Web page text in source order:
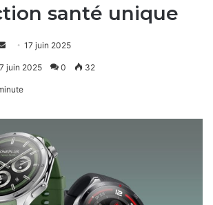
santé unique
Envoyer17 juin 2025
juin 2025 0 32